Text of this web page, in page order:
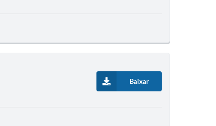
Baixar